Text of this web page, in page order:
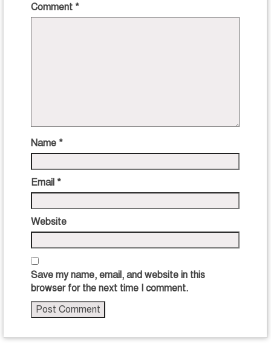
Comment *
Name *
Email *
Website
Save my name, email, and website in this
browser for the next time I comment.